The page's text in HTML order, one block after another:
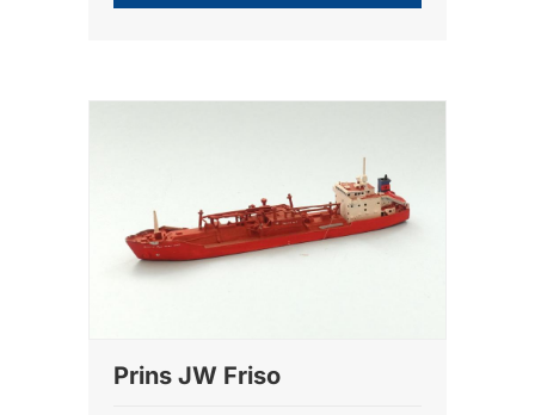
Prins JW Friso